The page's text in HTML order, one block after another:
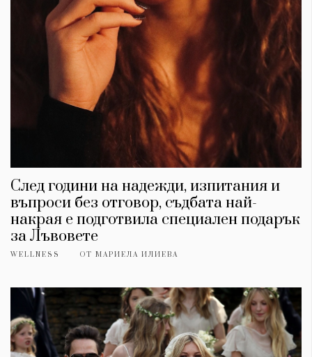
След години на надежди, изпитания и
въпроси без отговор, съдбата най-
накрая е подготвила специален подарък
за Лъвовете
WELLNESS ОТ МАРИЕЛА ИЛИЕВА